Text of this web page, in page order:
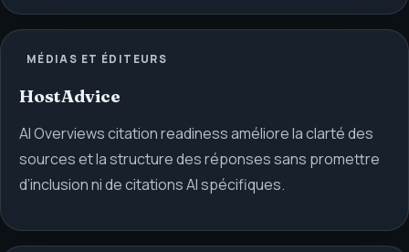
MÉDIAS ET ÉDITEURS
HostAdvice
AI Overviews citation readiness améliore la clarté des
sources et la structure des réponses sans promettre
d’inclusion ni de citations AI spécifiques.